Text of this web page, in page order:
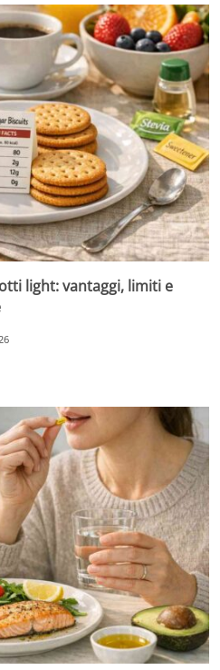
light: vantaggi, limiti e